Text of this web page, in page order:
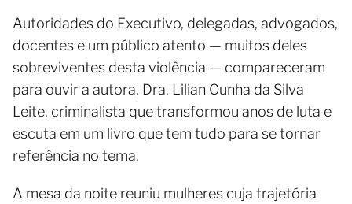
Autoridades do Executivo, delegadas, advogados,
docentes e um público atento — muitos deles
sobreviventes desta violência — compareceram
para ouvir a autora, Dra. Lilian Cunha da Silva
Leite, criminalista que transformou anos de luta e
escuta em um livro que tem tudo para se tornar
referência no tema.
A mesa da noite reuniu mulheres cuja trajetória